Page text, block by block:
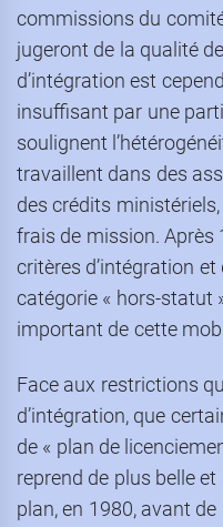
commissions du
jugeront de la qualité
d’intégration est
insuffisant par une
soulignent
travaillent dans des
des crédits
frais de mission. Après
critères d’intégration
catégorie « hors-statut
important de cette
Face aux restrictions
d’intégration, que
de « plan de
reprend de plus belle
plan, en 1980, avant